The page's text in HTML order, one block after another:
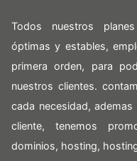
Todos nuestros
óptimas y estables,
primera orden, para
nuestros clientes.
cada necesidad,
cliente, tenemos
dominios, hosting,